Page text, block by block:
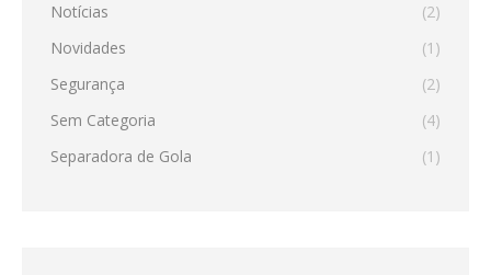
Notícias
(2)
Novidades
(1)
Segurança
(2)
Sem Categoria
(4)
Separadora de Gola
(1)